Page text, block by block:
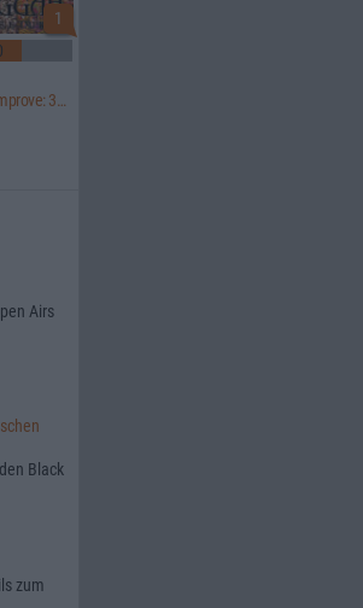
1
Destroy Erase Improve: 30th Anniversary Edition
Airs
Black
zum